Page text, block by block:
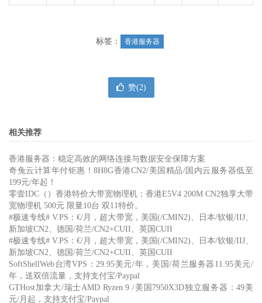
标签： 香港服务器
赞(2)
相关推荐
香港服务器：稳定高效的网络连接与数据安全保障方案
奇兔云计算年付钜惠！8H8G香港CN2/美国精品/国内云服务器低至
199元/年起！
零壹IDC（）香港特价大带宽物理机：香港E5V4 200M CN2独享大带
宽物理机 500元 限量10台 双11特价。
#极速专线# V.PS：€/月，超大带宽，美国(/CMIN2)、日本/软银/IIJ、
新加坡CN2、德国/荷兰/CN2+CUII、英国CUII
#极速专线# V.PS：€/月，超大带宽，美国(/CMIN2)、日本/软银/IIJ、
新加坡CN2、德国/荷兰/CN2+CUII、英国CUII
SoftShellWeb台湾VPS：29.95美元/年，美国/荷兰服务器11.95美元/
年，送双倍流量，支持支付宝/Paypal
GTHost加拿大/瑞士AMD Ryzen 9 /美国7950X3D独立服务器：49美
元/月起，支持支付宝/Paypal